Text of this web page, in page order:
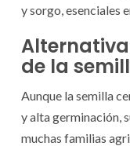
y sorgo, esenciales
de la
Aunque la semilla
y alta germinación,
muchas familias